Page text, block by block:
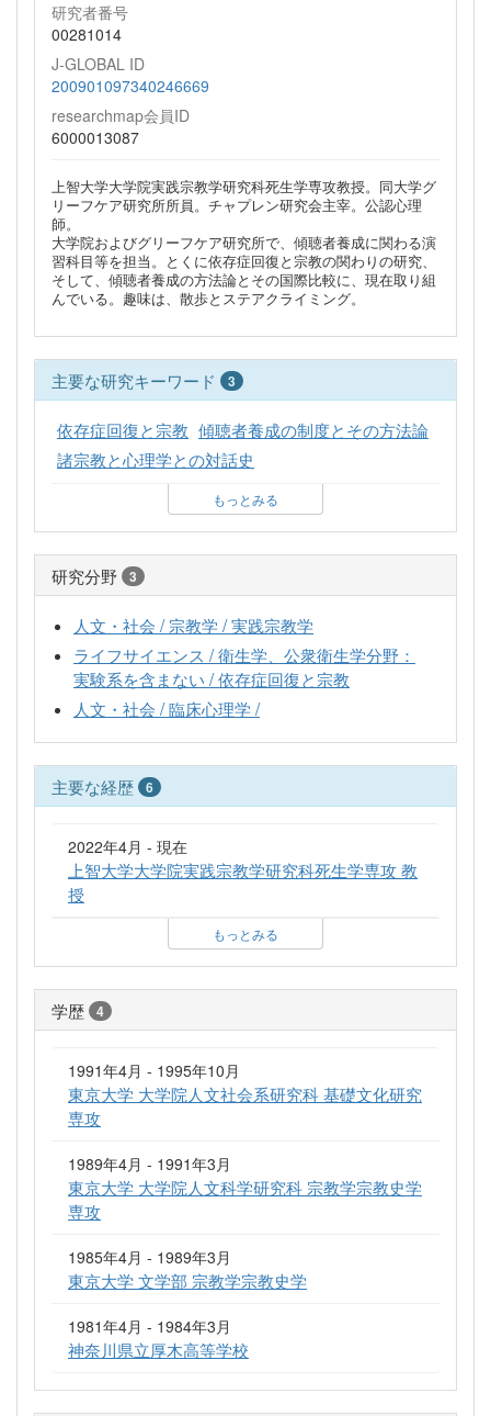
研究者番号
00281014
J-GLOBAL ID
200901097340246669
researchmap会員ID
6000013087
上智大学大学院実践宗教学研究科死生学専攻教授。同大学グ
リーフケア研究所所員。チャプレン研究会主宰。公認心理
師。
大学院およびグリーフケア研究所で、傾聴者養成に関わる演
習科目等を担当。とくに依存症回復と宗教の関わりの研究、
そして、傾聴者養成の方法論とその国際比較に、現在取り組
んでいる。趣味は、散歩とステアクライミング。
主要な研究キーワード 3
依存症回復と宗教 傾聴者養成の制度とその方法論
諸宗教と心理学との対話史
もっとみる
研究分野 3
人文・社会 / 宗教学 / 実践宗教学
ライフサイエンス / 衛生学、公衆衛生学分野：
実験系を含まない / 依存症回復と宗教
人文・社会 / 臨床心理学 /
主要な経歴 6
2022年4月 - 現在
上智大学大学院実践宗教学研究科死生学専攻 教
授
もっとみる
学歴 4
1991年4月 - 1995年10月
東京大学 大学院人文社会系研究科 基礎文化研究
専攻
1989年4月 - 1991年3月
東京大学 大学院人文科学研究科 宗教学宗教史学
専攻
1985年4月 - 1989年3月
東京大学 文学部 宗教学宗教史学
1981年4月 - 1984年3月
神奈川県立厚木高等学校